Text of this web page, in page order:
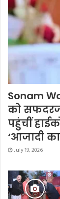
Sonam
को
पहुंचीं
‘आजादी
July 19, 2026